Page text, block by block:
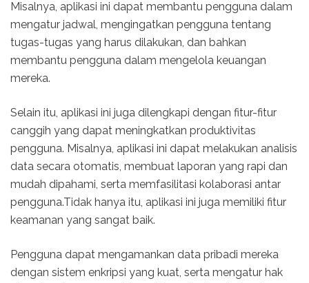
Misalnya, aplikasi ini dapat membantu pengguna dalam
mengatur jadwal, mengingatkan pengguna tentang
tugas-tugas yang harus dilakukan, dan bahkan
membantu pengguna dalam mengelola keuangan
mereka.
Selain itu, aplikasi ini juga dilengkapi dengan fitur-fitur
canggih yang dapat meningkatkan produktivitas
pengguna. Misalnya, aplikasi ini dapat melakukan analisis
data secara otomatis, membuat laporan yang rapi dan
mudah dipahami, serta memfasilitasi kolaborasi antar
pengguna.Tidak hanya itu, aplikasi ini juga memiliki fitur
keamanan yang sangat baik.
Pengguna dapat mengamankan data pribadi mereka
dengan sistem enkripsi yang kuat, serta mengatur hak